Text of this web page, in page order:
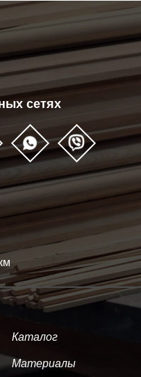
сетях
Каталог
Материалы